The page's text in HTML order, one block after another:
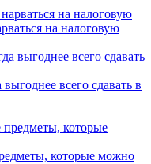
на налоговую
всего сдавать в
которые можно